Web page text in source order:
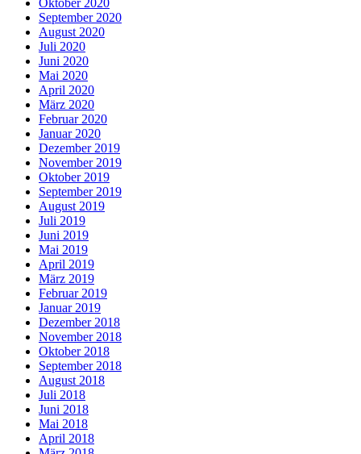
September 2020
August 2020
Juli 2020
Juni 2020
Mai 2020
April 2020
März 2020
Februar 2020
Januar 2020
Dezember 2019
November 2019
Oktober 2019
September 2019
August 2019
Juli 2019
Juni 2019
Mai 2019
April 2019
März 2019
Februar 2019
Januar 2019
Dezember 2018
November 2018
Oktober 2018
September 2018
August 2018
Juli 2018
Juni 2018
Mai 2018
April 2018